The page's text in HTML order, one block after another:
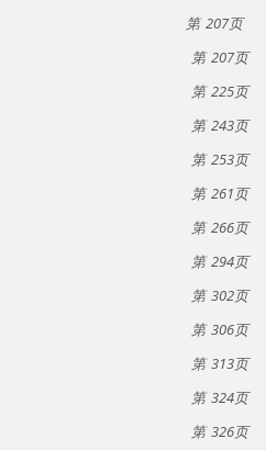
207
207
225
243
253
261
266
294
302
306
313
324
326